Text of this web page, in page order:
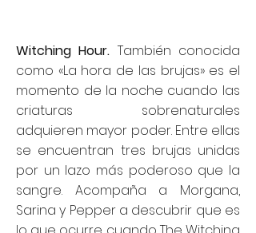
Witching Hour. También conocida
como «La hora de las brujas» es el
momento de la noche cuando las
criaturas sobrenaturales
adquieren mayor poder. Entre ellas
se encuentran tres brujas unidas
por un lazo más poderoso que la
sangre. Acompaña a Morgana,
Sarina y Pepper a descubrir que es